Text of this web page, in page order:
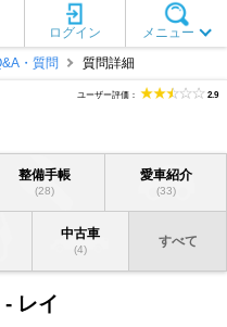
メニュー
ログイン
・質問 質問詳細
ユーザー評価： 2.9
整備手帳
(28)
愛車紹介
(33)
中古車
(4)
すべて
- レイ